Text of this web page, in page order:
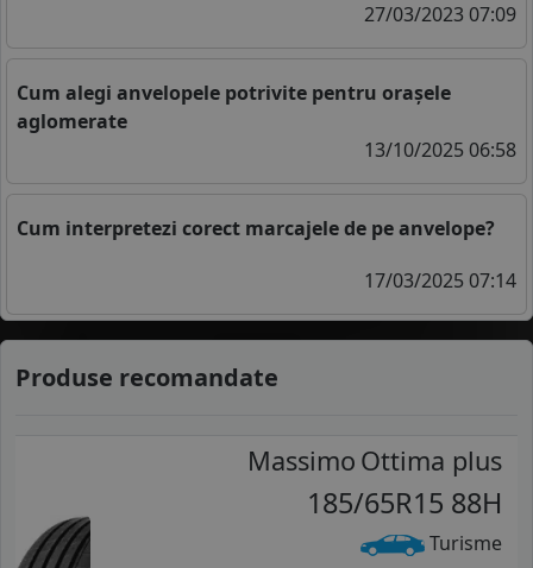
27/03/2023 07:09
Cum alegi anvelopele potrivite pentru orașele
aglomerate
13/10/2025 06:58
Cum interpretezi corect marcajele de pe anvelope?
17/03/2025 07:14
Produse recomandate
Massimo Ottima plus
185/65R15 88H
Turisme